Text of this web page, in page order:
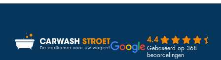
4.4
Gebaseerd op 368
beoordelingen